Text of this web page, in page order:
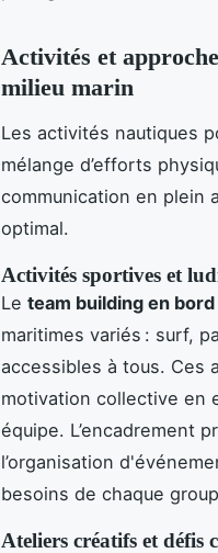
Activités et
milieu marin
Les activités nautiques
mélange d’efforts
communication en plein
optimal.
Activités sportives et
Le team building en
maritimes variés : surf,
accessibles à tous. Ces
motivation collective en
équipe. L’encadrement
l’organisation
besoins de chaque
Ateliers créatifs et défis